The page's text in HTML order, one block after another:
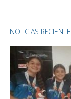
NOTICIAS